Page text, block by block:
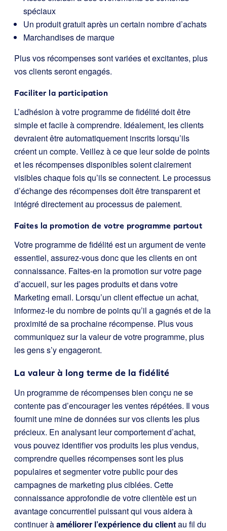
spéciaux
Un produit gratuit après un certain nombre d’achats
Marchandises de marque
Plus vos récompenses sont variées et excitantes, plus
vos clients seront engagés.
Faciliter la participation
L’adhésion à votre programme de fidélité doit être
simple et facile à comprendre. Idéalement, les clients
devraient être automatiquement inscrits lorsqu’ils
créent un compte. Veillez à ce que leur solde de points
et les récompenses disponibles soient clairement
visibles chaque fois qu’ils se connectent. Le processus
d’échange des récompenses doit être transparent et
intégré directement au processus de paiement.
Faites la promotion de votre programme partout
Votre programme de fidélité est un argument de vente
essentiel, assurez-vous donc que les clients en ont
connaissance. Faites-en la promotion sur votre page
d’accueil, sur les pages produits et dans votre
Marketing email. Lorsqu’un client effectue un achat,
informez-le du nombre de points qu’il a gagnés et de la
proximité de sa prochaine récompense. Plus vous
communiquez sur la valeur de votre programme, plus
les gens s’y engageront.
La valeur à long terme de la fidélité
Un programme de récompenses bien conçu ne se
contente pas d’encourager les ventes répétées. Il vous
fournit une mine de données sur vos clients les plus
précieux. En analysant leur comportement d’achat,
vous pouvez identifier vos produits les plus vendus,
comprendre quelles récompenses sont les plus
populaires et segmenter votre public pour des
campagnes de marketing plus ciblées. Cette
connaissance approfondie de votre clientèle est un
avantage concurrentiel puissant qui vous aidera à
continuer àaméliorer l’expérience du clientau fil du